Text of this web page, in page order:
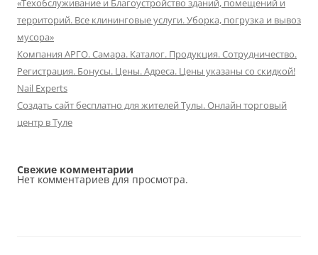
«Техобслуживание и Благоустройство зданий, помещений и
территорий. Все клининговые услуги. Уборка, погрузка и вывоз
мусора»
Компания АРГО. Самара. Каталог. Продукция. Сотрудничество.
Регистрация. Бонусы. Цены. Адреса. Цены указаны со скидкой!
Nail Experts
Создать сайт бесплатно для жителей Тулы. Онлайн торговый
центр в Туле
Свежие комментарии
Нет комментариев для просмотра.